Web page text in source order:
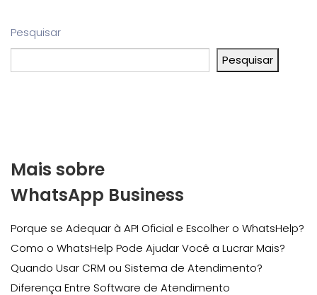
Pesquisar
Pesquisar
Mais sobre
WhatsApp Business
Porque se Adequar à API Oficial e Escolher o WhatsHelp?
Como o WhatsHelp Pode Ajudar Você a Lucrar Mais?
Quando Usar CRM ou Sistema de Atendimento?
Diferença Entre Software de Atendimento